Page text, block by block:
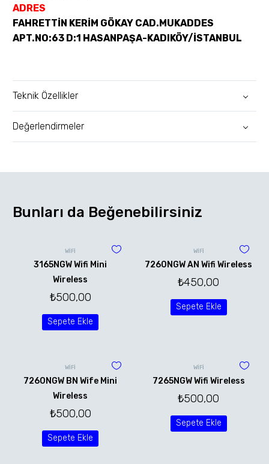
ADRES
FAHRETTİN KERİM GÖKAY CAD.MUKADDES
APT.NO:63 D:1 HASANPAŞA-KADIKÖY/İSTANBUL
Teknik Özellikler
Değerlendirmeler
Bunları da Beğenebilirsiniz
WİFİ
3165NGW Wifi Mini
Wireless
₺500,00
Sepete Ekle
WİFİ
7260NGW AN Wifi Wireless
₺450,00
Sepete Ekle
WİFİ
7260NGW BN Wife Mini
Wireless
₺500,00
Sepete Ekle
WİFİ
7265NGW Wifi Wireless
₺500,00
Sepete Ekle